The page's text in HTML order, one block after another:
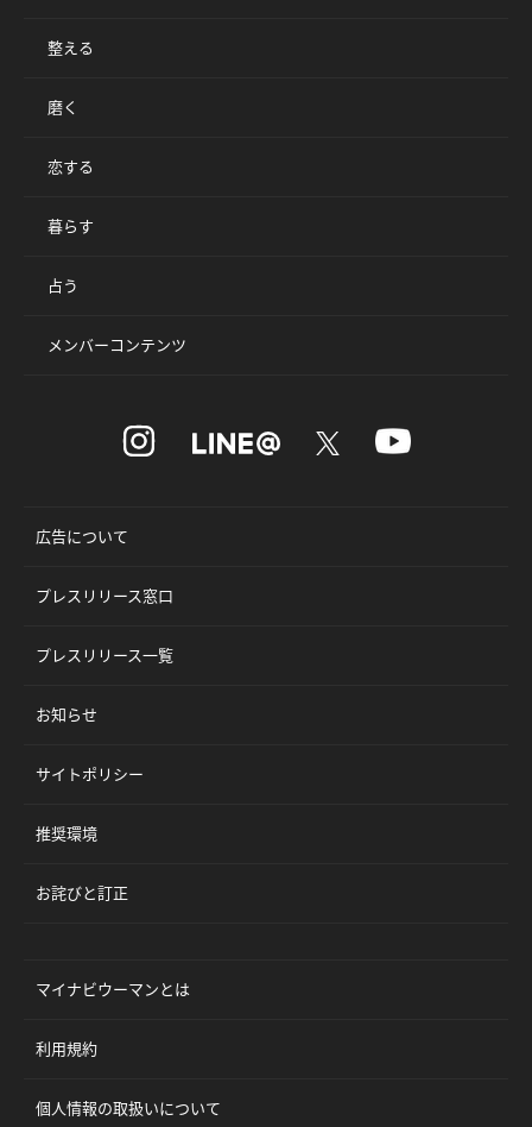
整える
磨く
恋する
暮らす
占う
メンバーコンテンツ
広告について
プレスリリース窓口
プレスリリース一覧
お知らせ
サイトポリシー
推奨環境
お詫びと訂正
マイナビウーマンとは
利用規約
個人情報の取扱いについて